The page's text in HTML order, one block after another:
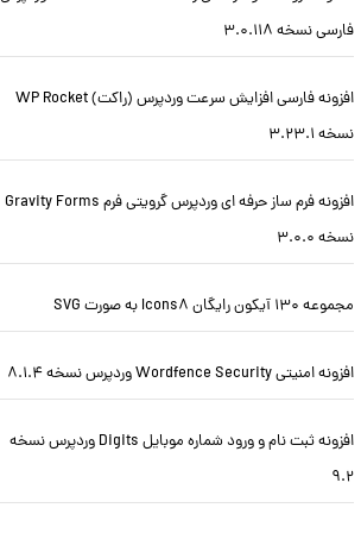
فارسی نسخه 3.0.118
افزونه فارسی افزایش سرعت وردپرس (راکت) WP Rocket
نسخه 3.23.1
افزونه فرم ساز حرفه ای وردپرس گرویتی فرم Gravity Forms
نسخه 3.0.0
مجموعه 130 آیکون رایگان Icons8 به صورت SVG
افزونه امنیتی Wordfence Security وردپرس نسخه 8.1.4
افزونه ثبت نام و ورود شماره موبایل Digits وردپرس نسخه
9.2